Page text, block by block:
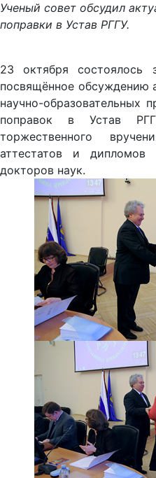
Ученый совет обсудил
поправки в Устав РГГУ.
23 октября состоялось
посвящённое обсуждению
научно-образовательных
поправок в Устав
торжественного
аттестатов и дипломов
докторов наук.